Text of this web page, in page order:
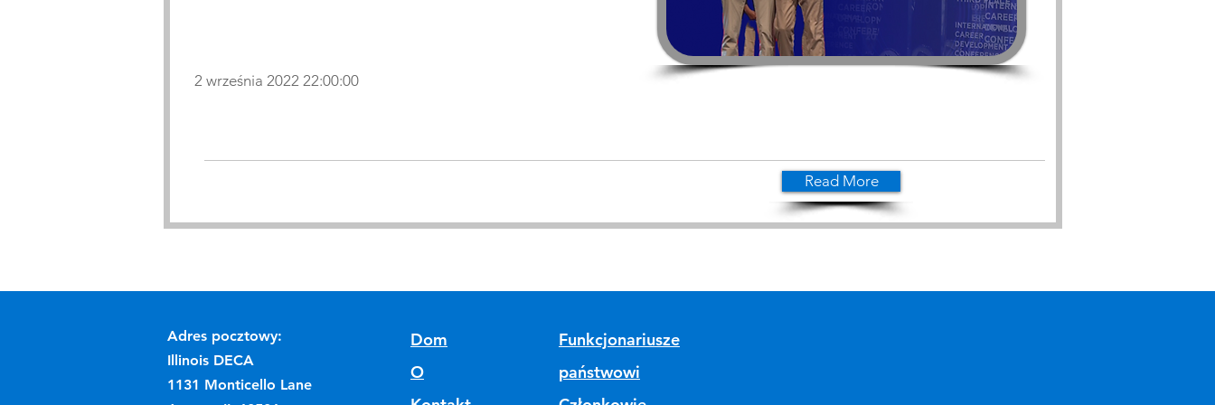
2 września 2022 22:00:00
Read More
Adres pocztowy:
Illinois DECA
1131 Monticello Lane
Dom
O
Funkcjonariusze
państwowi